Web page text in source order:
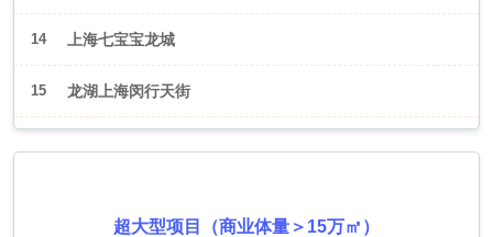
14 上海七宝宝龙城
15 龙湖上海闵行天街
超大型项目（商业体量＞15万㎡）